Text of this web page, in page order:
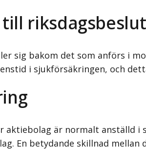
till riksdagsbeslut
sig bakom det som anförs i
i sjukförsäkringen, och
aktiebolag är normalt anställd
En betydande skillnad